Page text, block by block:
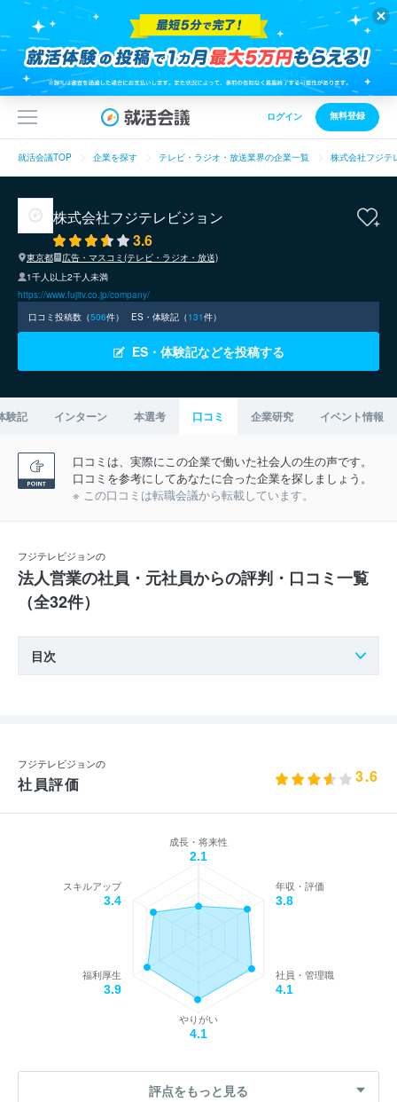
ログイン 無料登録
就活会議TOP 企業を探す テレビ・ラジオ・放送業界の企業一覧 株式会社フジテ
株式会社フジテレビジョン
3.6
東京都
広告・マスコミ(テレビ・ラジオ・放送)
1千人以上2千人未満
https://www.fujitv.co.jp/company/
口コミ投稿数（506件） ES・体験記（131件）
ES・体験記などを投稿する
験記 インターン 本選考 口コミ 企業研究 イベント情報
口コミは、実際にこの企業で働いた社会人の生の声です。
口コミを参考にしてあなたに合った企業を探しましょう。
※ この口コミは転職会議から転載しています。
フジテレビジョンの
法人営業の社員・元社員からの評判・口コミ一覧
（全32件）
目次
フジテレビジョンの
社員評価 3.6
成長・将来性
2.1
年収・評価
3.8
社員・管理職
4.1
やりがい
4.1
福利厚生
3.9
スキルアップ
3.4
評点をもっと見る